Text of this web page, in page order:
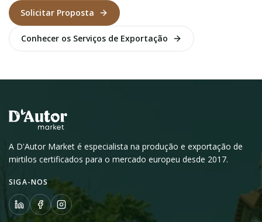
Solicitar Proposta
Conhecer os Serviços de Exportação
A D'Autor Market é especialista na produção e exportação de
mirtilos certificados para o mercado europeu desde 2017.
SIGA-NOS